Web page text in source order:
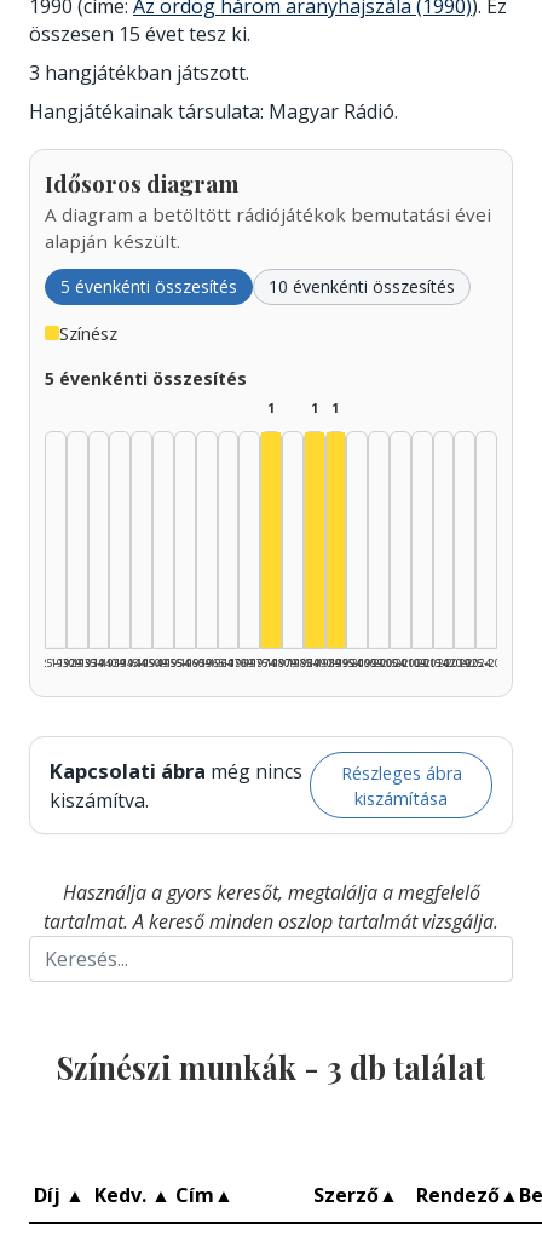
1990 (címe: Az ördög három aranyhajszála (1990)). Ez
összesen 15 évet tesz ki.
3 hangjátékban játszott.
Hangjátékainak társulata: Magyar Rádió.
Idősoros diagram
A diagram a betöltött rádiójátékok bemutatási évei
alapján készült.
5 évenkénti összesítés 10 évenkénti összesítés
Színész
5 évenkénti összesítés
1925–1929
1930–1934
1935–1939
1940–1944
1945–1949
1950–1954
1955–1959
1960–1964
1965–1969
1970–1974
1
1975–1979
1980–1984
1
1985–1989
1
1990–1994
1995–1999
2000–2004
2005–2009
2010–2014
2015–2019
2020–2024
2025–2026
Kapcsolati ábra még nincs
kiszámítva.
Részleges ábra
kiszámítása
Használja a gyors keresőt, megtalálja a megfelelő
tartalmat. A kereső minden oszlop tartalmát vizsgálja.
Színészi munkák - 3 db találat
Díj ▲ Kedv. ▲ Cím▲ Szerző▲ Rendező▲